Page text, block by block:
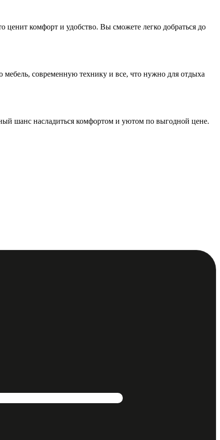
ценит комфорт и удобство. Вы сможете легко добраться до
современную технику и все, что нужно для отдыха
шанс насладиться комфортом и уютом по выгодной цене.